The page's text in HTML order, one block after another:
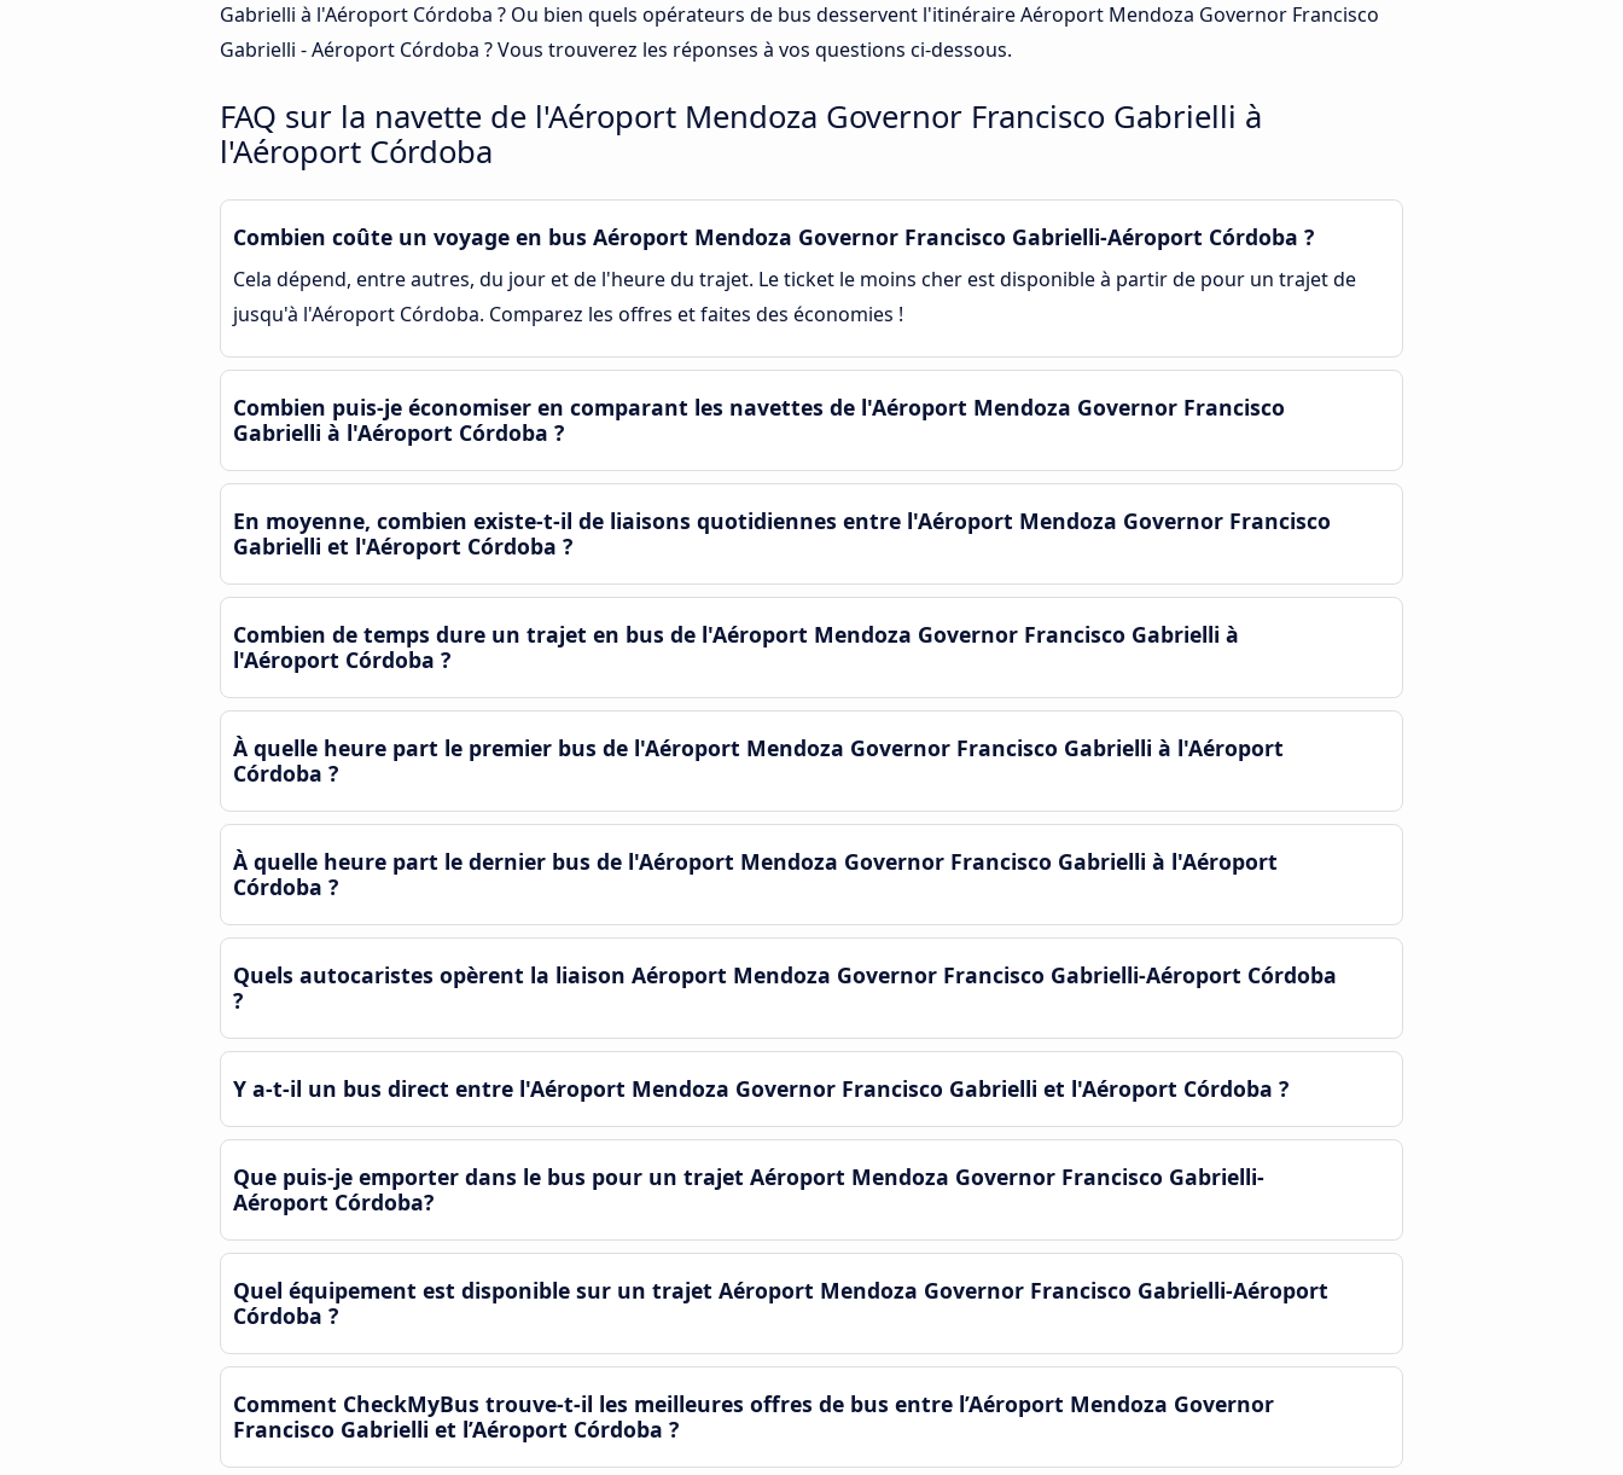
Gabrielli à l'Aéroport Córdoba ? Ou bien quels opérateurs de bus desservent l'itinéraire Aéroport Mendoza Governor Francisco
Gabrielli - Aéroport Córdoba ? Vous trouverez les réponses à vos questions ci-dessous.
FAQ sur la navette de l'Aéroport Mendoza Governor Francisco Gabrielli à
l'Aéroport Córdoba
Combien coûte un voyage en bus Aéroport Mendoza Governor Francisco Gabrielli-Aéroport Córdoba ?
Cela dépend, entre autres, du jour et de l'heure du trajet. Le ticket le moins cher est disponible à partir de pour un trajet de
jusqu'à l'Aéroport Córdoba. Comparez les offres et faites des économies !
Combien puis-je économiser en comparant les navettes de l'Aéroport Mendoza Governor Francisco
Gabrielli à l'Aéroport Córdoba ?
En moyenne, combien existe-t-il de liaisons quotidiennes entre l'Aéroport Mendoza Governor Francisco
Gabrielli et l'Aéroport Córdoba ?
Combien de temps dure un trajet en bus de l'Aéroport Mendoza Governor Francisco Gabrielli à
l'Aéroport Córdoba ?
À quelle heure part le premier bus de l'Aéroport Mendoza Governor Francisco Gabrielli à l'Aéroport
Córdoba ?
À quelle heure part le dernier bus de l'Aéroport Mendoza Governor Francisco Gabrielli à l'Aéroport
Córdoba ?
Quels autocaristes opèrent la liaison Aéroport Mendoza Governor Francisco Gabrielli-Aéroport Córdoba
?
Y a-t-il un bus direct entre l'Aéroport Mendoza Governor Francisco Gabrielli et l'Aéroport Córdoba ?
Que puis-je emporter dans le bus pour un trajet Aéroport Mendoza Governor Francisco Gabrielli-
Aéroport Córdoba?
Quel équipement est disponible sur un trajet Aéroport Mendoza Governor Francisco Gabrielli-Aéroport
Córdoba ?
Comment CheckMyBus trouve-t-il les meilleures offres de bus entre l’Aéroport Mendoza Governor
Francisco Gabrielli et l’Aéroport Córdoba ?